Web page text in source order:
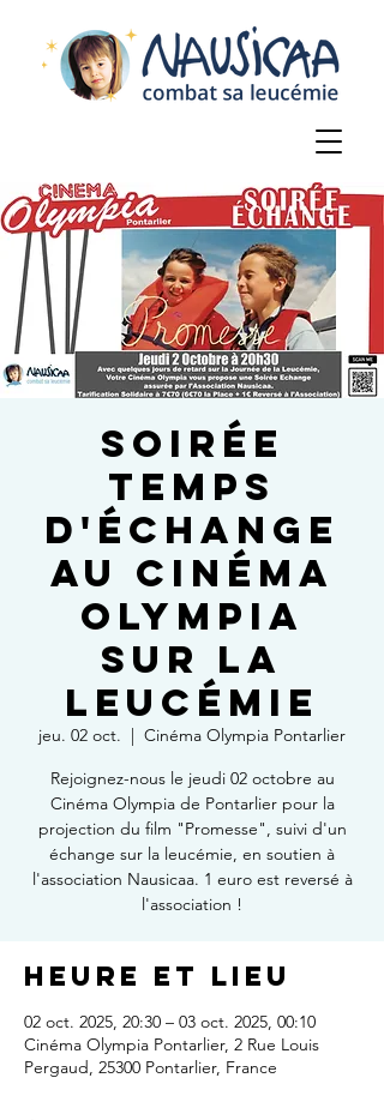
Soirée
temps
d'échange
au Cinéma
Olympia
sur la
Leucémie
jeu. 02 oct.
  |
Cinéma Olympia Pontarlier
Rejoignez-nous le jeudi 02 octobre au
Cinéma Olympia de Pontarlier pour la
projection du film "Promesse", suivi d'un
échange sur la leucémie, en soutien à
l'association Nausicaa. 1 euro est reversé à
l'association !
Heure et lieu
02 oct. 2025, 20:30 – 03 oct. 2025, 00:10
Cinéma Olympia Pontarlier, 2 Rue Louis
Pergaud, 25300 Pontarlier, France